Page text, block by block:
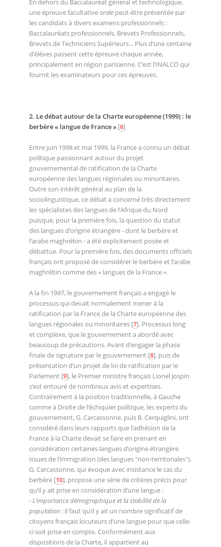
En dehors du Baccalauréat général et technologique,
une épreuve facultativeorale peut-être présentée par
les candidats à divers examens professionnels :
Baccalauréats professionnels, Brevets Professionnels,
Brevets de Techniciens Supérieurs... Plus d’une centaine
d’élèves passent cette épreuve chaque année,
principalement en région parisienne. C’est l’INALCO qui
fournit les examinateurs pour ces épreuves.
2. Le débat autour de la Charte européenne (1999) : le
berbère « langue de France »[6]
Entre juin 1998 et mai 1999, la France a connu un débat
politique passionnant autour du projet
gouvernemental de ratification de la Charte
européenne des langues régionales ou minoritaires.
Outre son intérêt général au plan de la
sociolinguistique, ce débat a concerné très directement
les spécialistes des langues de l’Afrique du Nord
puisque, pour la première fois, la question du statut
des langues d’origine étrangère - dont le berbère et
l’arabe maghrébin - a été explicitement posée et
débattue. Pour la première fois, des documents officiels
français ont proposé de considérer le berbère et l’arabe
maghrébin comme des « langues de la France ».
A la fin 1997, le gouvernement français a engagé le
processus qui devait normalement mener à la
ratification par la France de la Charte européenne des
langues régionales ou minoritaires[7]. Processus long
et complexe, que le gouvernement a abordé avec
beaucoup de précautions. Avant d’engager la phase
finale de signature par le gouvernement[8], puis de
présentation d’un projet de loi de ratification par le
Parlement[9], le Premier ministre français Lionel Jospin
s’est entouré de nombreux avis et expertises.
Contrairement à la position traditionnelle, à Gauche
comme à Droite de l’échiquier politique, les experts du
gouvernement, G. Carcassonne, puis B. Cerquiglini, ont
considéré dans leurs rapports que l’adhésion de la
France à la Charte devait se faire en prenant en
considération certaines langues d’origine étrangère
issues de l’immigration (des langues "non-territoriales").
G. Carcassonne, qui évoque avec insistance le cas du
berbère[10], propose une série de critères précis pour
qu’il y ait prise en considération d’une langue :
- L’importance démographique et la stabilité de la
population :il faut qu’il y ait un nombre significatif de
citoyens français locuteurs d’une langue pour que celle-
ci soit prise en compte. Conformément aux
dispositions de la Charte, il appartient au